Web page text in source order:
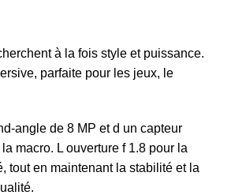
à la fois style et puissance.
parfaite pour les jeux, le
angle de 8 MP et d un capteur
macro. L ouverture f 1.8 pour la
tout en maintenant la stabilité et la